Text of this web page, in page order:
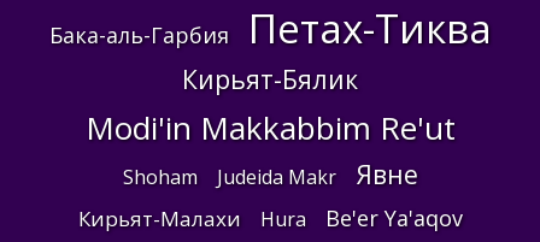
Бака-аль-Гарбия Петах-Тиква
Кирьят-Бялик
Modi'in Makkabbim Re'ut
Shoham Judeida Makr Явне
Кирьят-Малахи Hura Be'er Ya'aqov